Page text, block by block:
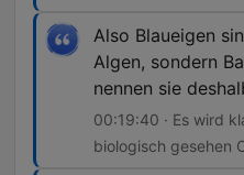
Also Blaueigen
Algen, sondern
nennen sie
00:19:40 · Es wird
biologisch gesehen